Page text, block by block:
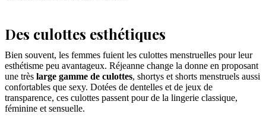
Des culottes esthétiques
Bien souvent, les femmes fuient les culottes menstruelles pour leur
esthétisme peu avantageux. Réjeanne change la donne en proposant
une très large gamme de culottes, shortys et shorts menstruels aussi
confortables que sexy. Dotées de dentelles et de jeux de
transparence, ces culottes passent pour de la lingerie classique,
féminine et sensuelle.